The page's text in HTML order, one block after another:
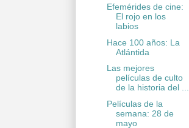
Efemérides de cine:
El rojo en los
labios
Hace 100 años: La
Atlántida
Las mejores
películas de culto
de la historia del ...
Películas de la
semana: 28 de
mayo